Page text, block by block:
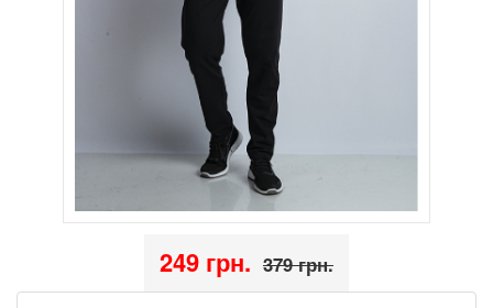
249 грн. 379 грн.